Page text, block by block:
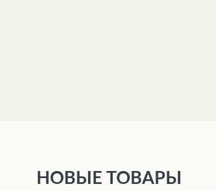
НОВЫЕ ТОВАРЫ